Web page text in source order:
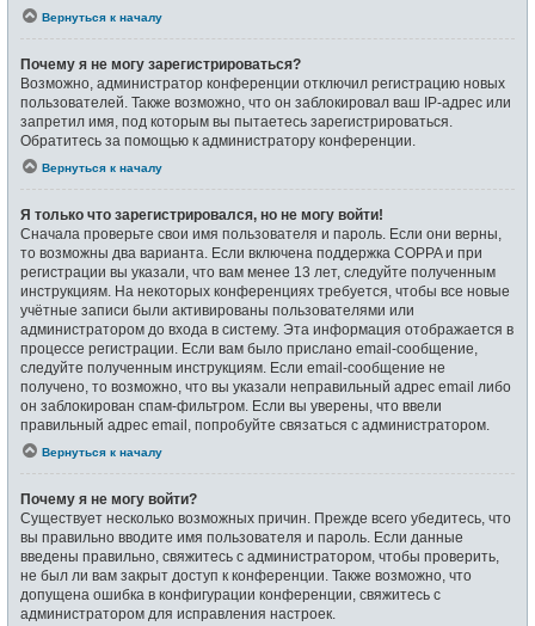
Вернуться к началу
Почему я не могу зарегистрироваться?
Возможно, администратор конференции отключил регистрацию новых
пользователей. Также возможно, что он заблокировал ваш IP-адрес или
запретил имя, под которым вы пытаетесь зарегистрироваться.
Обратитесь за помощью к администратору конференции.
Вернуться к началу
Я только что зарегистрировался, но не могу войти!
Сначала проверьте свои имя пользователя и пароль. Если они верны,
то возможны два варианта. Если включена поддержка COPPA и при
регистрации вы указали, что вам менее 13 лет, следуйте полученным
инструкциям. На некоторых конференциях требуется, чтобы все новые
учётные записи были активированы пользователями или
администратором до входа в систему. Эта информация отображается в
процессе регистрации. Если вам было прислано email-сообщение,
следуйте полученным инструкциям. Если email-сообщение не
получено, то возможно, что вы указали неправильный адрес email либо
он заблокирован спам-фильтром. Если вы уверены, что ввели
правильный адрес email, попробуйте связаться с администратором.
Вернуться к началу
Почему я не могу войти?
Существует несколько возможных причин. Прежде всего убедитесь, что
вы правильно вводите имя пользователя и пароль. Если данные
введены правильно, свяжитесь с администратором, чтобы проверить,
не был ли вам закрыт доступ к конференции. Также возможно, что
допущена ошибка в конфигурации конференции, свяжитесь с
администратором для исправления настроек.